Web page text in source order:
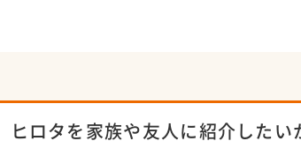
ヒロタを家族や友人に紹介したい